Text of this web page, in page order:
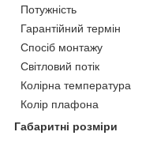
Потужність
Гарантійний термін
Спосіб монтажу
Світловий потік
Колірна температура
Колір плафона
Габаритні розміри